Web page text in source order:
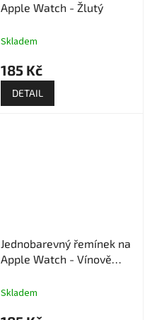
Apple Watch - Žlutý
Skladem
185 Kč
DETAIL
Jednobarevný řemínek na
Apple Watch - Vínově
Skladem